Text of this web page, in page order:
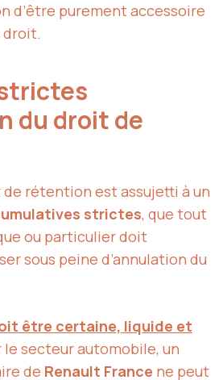
d’être purement accessoire
droit.
du droit de
rétention est assujetti à un
strictes, que tout
ou particulier doit
sous peine d’annulation du
être certaine, liquide et
le secteur automobile, un
de Renault France ne peut